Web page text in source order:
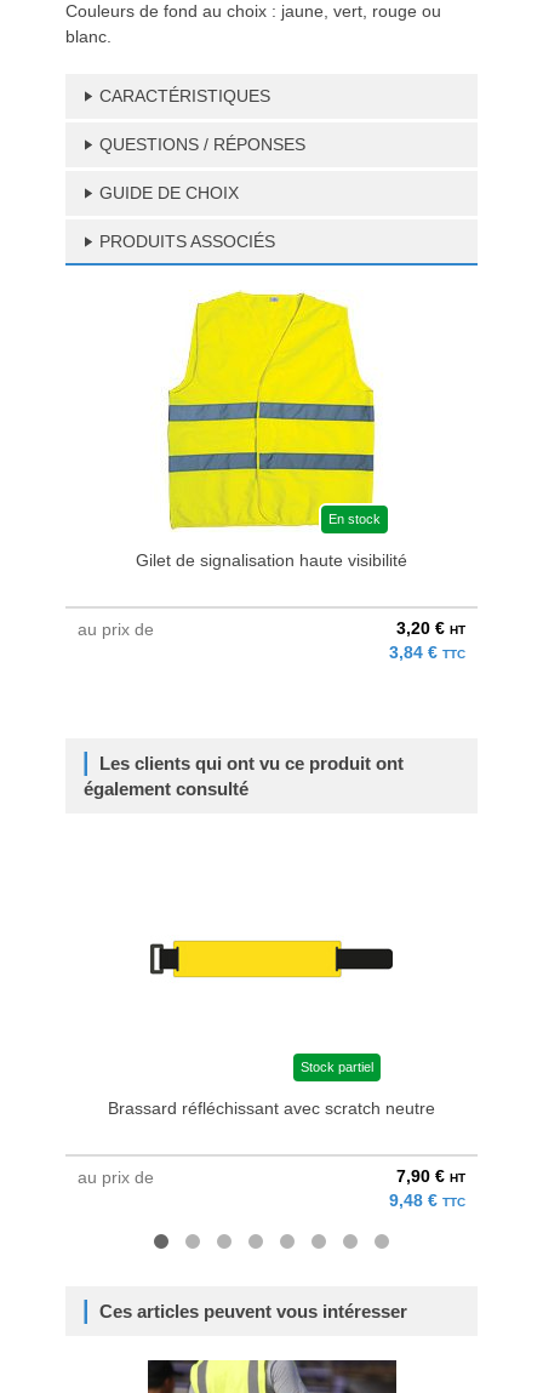
Couleurs de fond au choix : jaune, vert, rouge ou
blanc.
CARACTÉRISTIQUES
QUESTIONS / RÉPONSES
GUIDE DE CHOIX
PRODUITS ASSOCIÉS
En stock
Gilet de signalisation haute visibilité
au prix de 3,20 € HT
3,84 € TTC
Les clients qui ont vu ce produit ont
également consulté
Stock partiel
Brassard réfléchissant avec scratch neutre
au prix de 7,90 € HT
9,48 € TTC
Ces articles peuvent vous intéresser